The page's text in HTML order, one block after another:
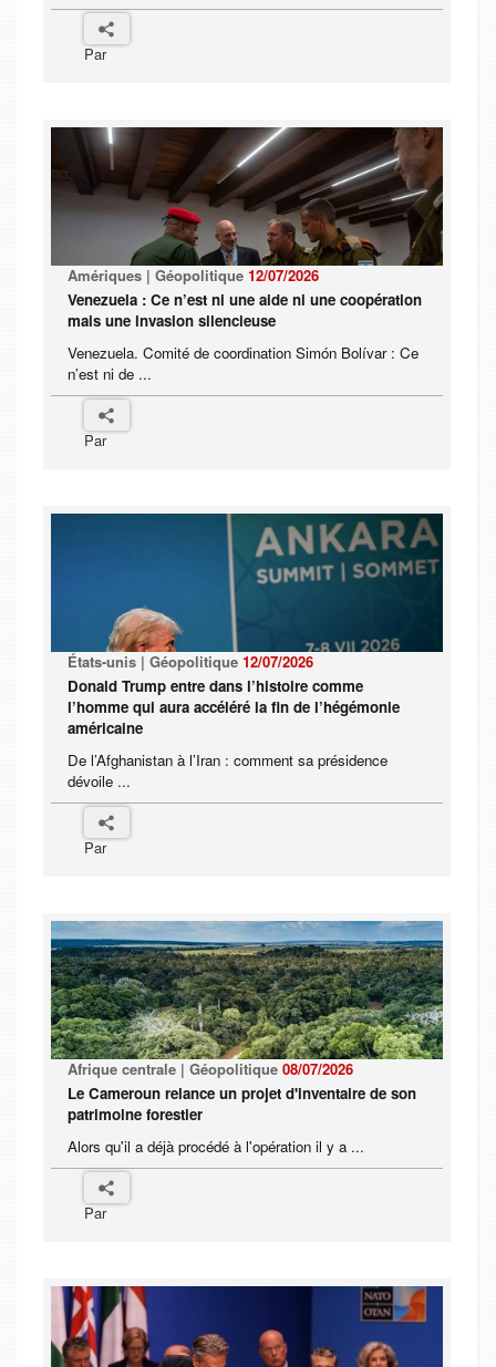
Par
Amériques | Géopolitique 12/07/2026
Venezuela : Ce n’est ni une aide ni une coopération
mais une invasion silencieuse
Venezuela. Comité de coordination Simón Bolívar : Ce
n’est ni de ...
Par
États-unis | Géopolitique 12/07/2026
Donald Trump entre dans l’histoire comme
l’homme qui aura accéléré la fin de l’hégémonie
américaine
De l’Afghanistan à l’Iran : comment sa présidence
dévoile ...
Par
Afrique centrale | Géopolitique 08/07/2026
Le Cameroun relance un projet d'inventaire de son
patrimoine forestier
Alors qu'il a déjà procédé à l'opération il y a ...
Par